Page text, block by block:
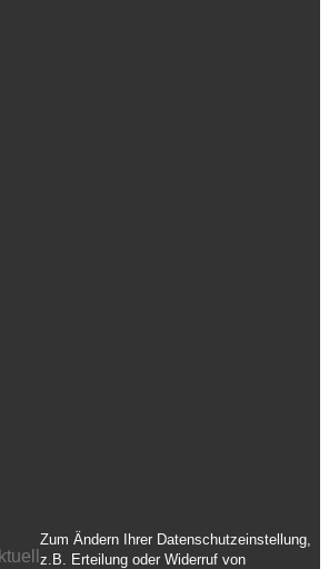
Zum Ändern Ihrer Datenschutzeinstellung,
z.B. Erteilung oder Widerruf von